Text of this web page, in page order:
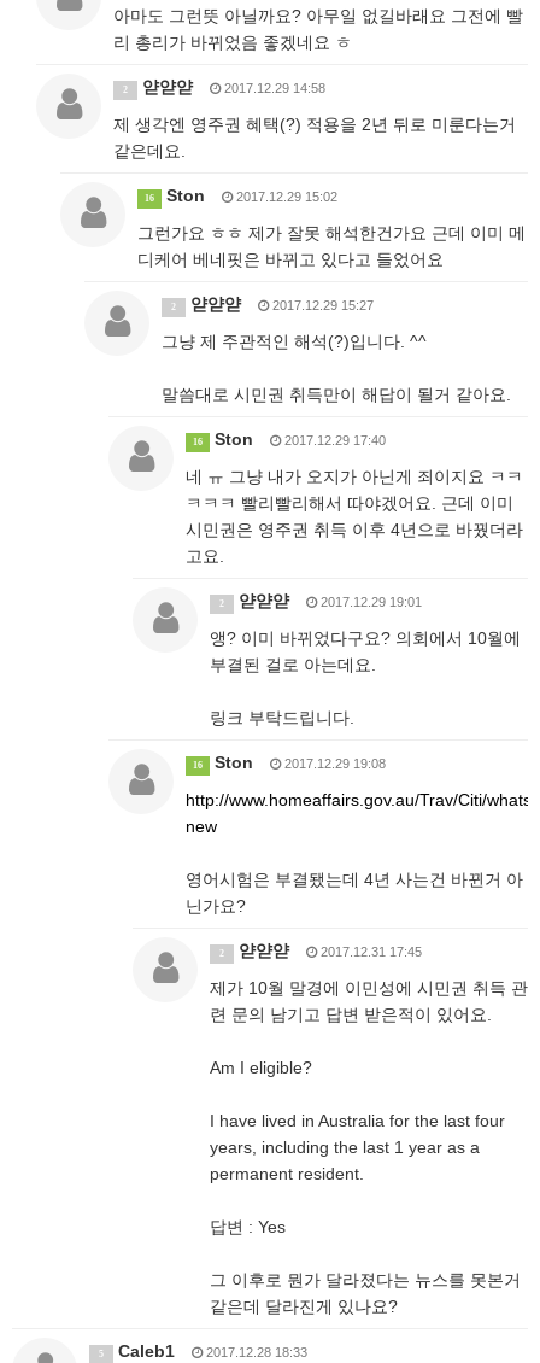
아마도 그런뜻 아닐까요? 아무일 없길바래요 그전에 빨
리 총리가 바뀌었음 좋겠네요 ㅎ
2 얃얃얃 2017.12.29 14:58
제 생각엔 영주권 혜택(?) 적용을 2년 뒤로 미룬다는거
같은데요.
16 Ston 2017.12.29 15:02
그런가요 ㅎㅎ 제가 잘못 해석한건가요 근데 이미 메
디케어 베네핏은 바뀌고 있다고 들었어요
2 얃얃얃 2017.12.29 15:27
그냥 제 주관적인 해석(?)입니다. ^^
말씀대로 시민권 취득만이 해답이 될거 같아요.
16 Ston 2017.12.29 17:40
네 ㅠ 그냥 내가 오지가 아닌게 죄이지요 ㅋㅋ
ㅋㅋㅋ 빨리빨리해서 따야겠어요. 근데 이미
시민권은 영주권 취득 이후 4년으로 바꿨더라
고요.
2 얃얃얃 2017.12.29 19:01
앵? 이미 바뀌었다구요? 의회에서 10월에
부결된 걸로 아는데요.
링크 부탁드립니다.
16 Ston 2017.12.29 19:08
http://www.homeaffairs.gov.au/Trav/Citi/whats-
new
영어시험은 부결됐는데 4년 사는건 바뀐거 아
닌가요?
2 얃얃얃 2017.12.31 17:45
제가 10월 말경에 이민성에 시민권 취득 관
련 문의 남기고 답변 받은적이 있어요.
Am I eligible?
I have lived in Australia for the last four
years, including the last 1 year as a
permanent resident.
답변 : Yes
그 이후로 뭔가 달라졌다는 뉴스를 못본거
같은데 달라진게 있나요?
5 Caleb1 2017.12.28 18:33